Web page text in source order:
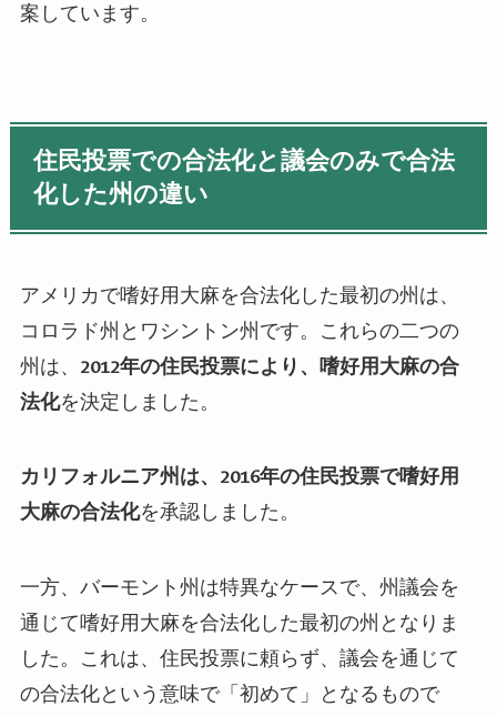
案しています。
住民投票での合法化と議会のみで合法
化した州の違い
アメリカで嗜好用大麻を合法化した最初の州は、
コロラド州とワシントン州です。これらの二つの
州は、 2012年の住民投票により、嗜好用大麻の合
法化を決定しました。
カリフォルニア州は、2016年の住民投票で嗜好用
大麻の合法化を承認しました。
一方、バーモント州は特異なケースで、州議会を
通じて嗜好用大麻を合法化した最初の州となりま
した。これは、住民投票に頼らず、議会を通じて
の合法化という意味で「初めて」となるもので